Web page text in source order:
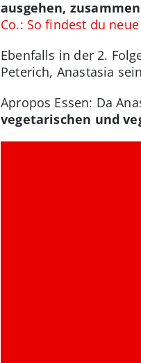
ausgehen,
Co.: So findest du
Ebenfalls in der 2.
Peterich, Anastasia
Apropos Essen: Da
vegetarischen und